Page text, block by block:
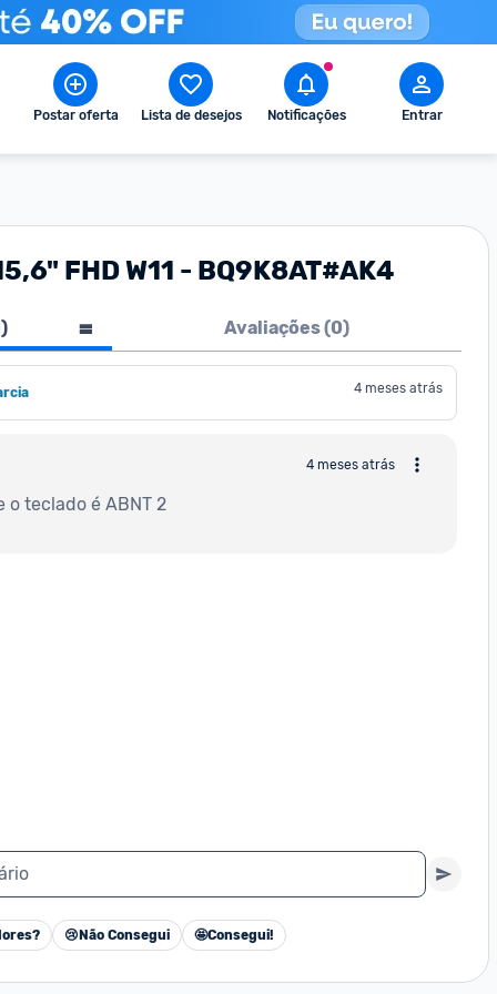
Postar oferta Lista de desejos Notificações Entrar
FHD W11 - BQ9K8AT#AK4
) Avaliações (0)
4 meses atrás
4 meses atrás
teclado é ABNT 2
😢 Não Consegui 🤩Consegui!